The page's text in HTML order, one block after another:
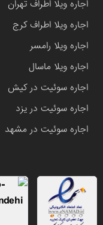
اجاره ویلا اطراف تهران
اجاره ویلا اطراف کرج
اجاره ویلا رامسر
اجاره ویلا ماسال
اجاره سوئیت در کیش
اجاره سوئیت در یزد
اجاره سوئیت در مشهد